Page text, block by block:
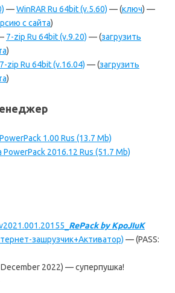
—WinRAR Ru 64bit (v.5.60) — (ключ) —
с сайта)
7-zip Ru 64bit (v.9.20) — (загрузить
)
7-zip Ru 64bit (v.16.04) — (загрузить
)
1.00 Rus (13.7 Mb)
2016.12 Rus (51.7 Mb)
RePack by KpoJIuK
зашрузчик+Активатор) — (PASS:
2022) — суперпушка!